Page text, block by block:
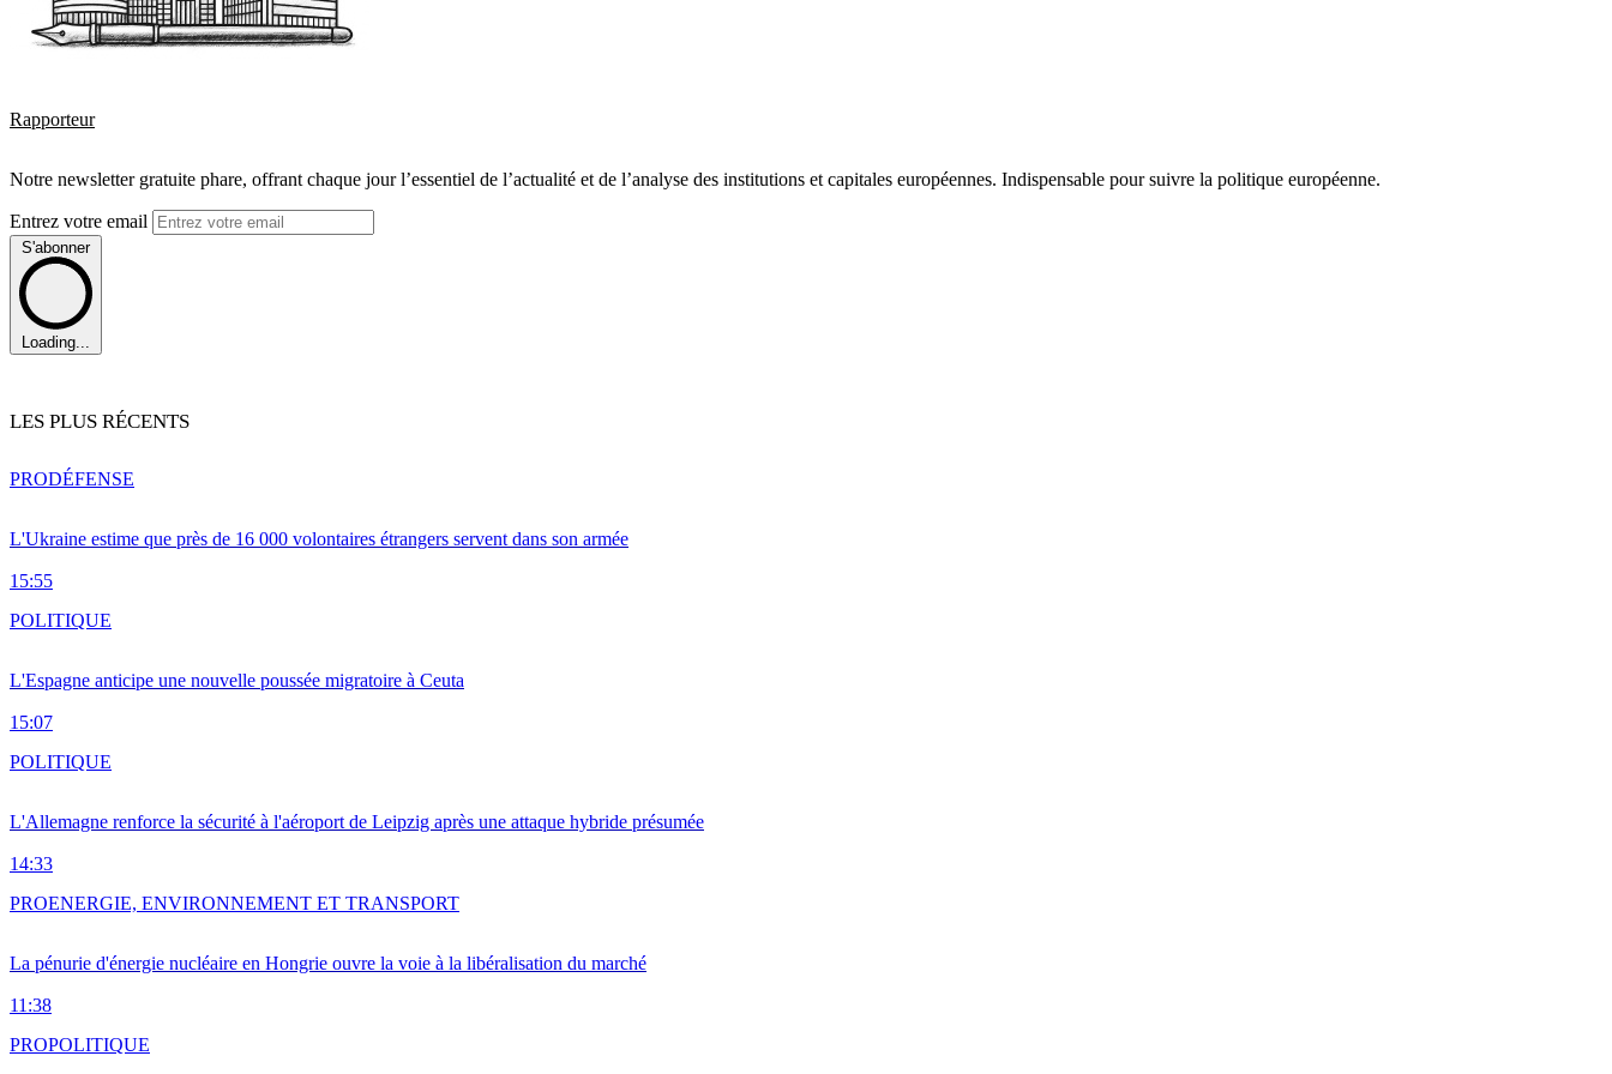
Rapporteur
Notre newsletter gratuite phare, offrant chaque jour l’essentiel de l’actualité et de l’analyse des institutions et capitales européennes. Indispensable pour suivre la politique européenne.
Entrez votre email
S'abonner
Loading...
LES PLUS RÉCENTS
L'Ukraine estime que près de 16 000 volontaires étrangers servent dans son armée
15:55
PRODÉFENSE
L'Espagne anticipe une nouvelle poussée migratoire à Ceuta
15:07
POLITIQUE
L'Allemagne renforce la sécurité à l'aéroport de Leipzig après une attaque hybride présumée
14:33
POLITIQUE
La pénurie d'énergie nucléaire en Hongrie ouvre la voie à la libéralisation du marché
11:38
PROENERGIE, ENVIRONNEMENT ET TRANSPORT
PROPOLITIQUE